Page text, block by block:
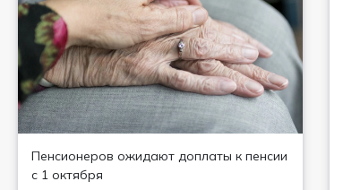
Пенсионеров ожидают доплаты к пенсии
с 1 октября